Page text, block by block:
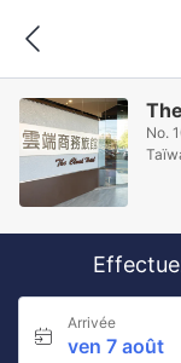
No.
Arrivée
ven 7 août